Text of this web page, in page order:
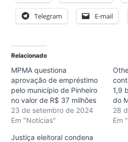
Telegram E-mail
Relacionado
MPMA questiona
aprovação de empréstimo
pelo município de Pinheiro
no valor de R$ 37 milhões
23 de setembro de 2024
Em "Notícias"
1,9
do
28
Em
Justiça eleitoral condena